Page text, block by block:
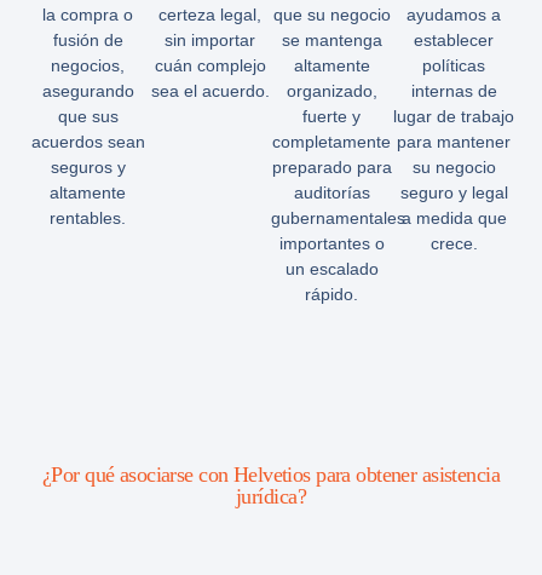
la compra o
fusión de
negocios,
asegurando
que sus
acuerdos sean
seguros y
altamente
rentables.
certeza legal,
sin importar
cuán complejo
sea el acuerdo.
que su negocio
se mantenga
altamente
organizado,
fuerte y
completamente
preparado para
auditorías
gubernamentales
importantes o
un escalado
rápido.
ayudamos a
establecer
políticas
internas de
lugar de trabajo
para mantener
su negocio
seguro y legal
a medida que
crece.
¿Por qué asociarse con Helvetios para obtener asistencia
jurídica?